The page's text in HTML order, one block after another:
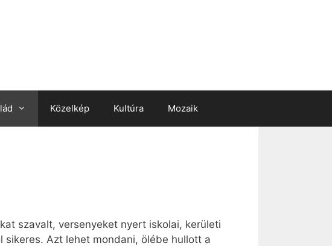
Közelkép Kultúra Mozaik
szavalt, versenyeket nyert iskolai, kerületi
sikeres. Azt lehet mondani, ölébe hullott a